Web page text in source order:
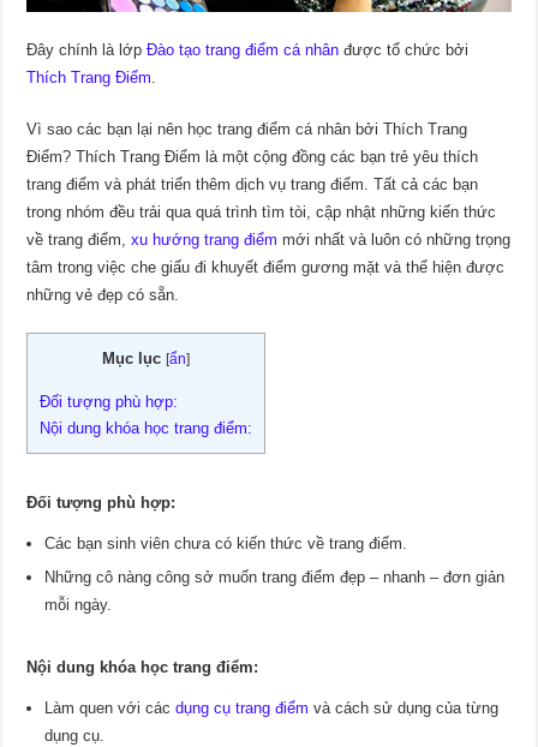
Đây chính là lớpĐào tạo trang điểm cá nhân được tổ chức bởi
Thích Trang Điểm.
Vì sao các bạn lại nên học trang điểm cá nhân bởi Thích Trang
Điểm? Thích Trang Điểm là một cộng đồng các bạn trẻ yêu thích
trang điểm và phát triển thêm dịch vụ trang điểm. Tất cả các bạn
trong nhóm đều trải qua quá trình tìm tòi, cập nhật những kiến thức
về trang điểm,xu hướng trang điểm mới nhất và luôn có những trọng
tâm trong việc che giấu đi khuyết điểm gương mặt và thể hiện được
những vẻ đẹp có sẵn.
Mục lục [ẩn]
Đối tượng phù hợp:
Nội dung khóa học trang điểm:
Đối tượng phù hợp:
Các bạn sinh viên chưa có kiến thức về trang điểm.
Những cô nàng công sở muốn trang điểm đẹp – nhanh – đơn giản
mỗi ngày.
Nội dung khóa học trang điểm:
Làm quen với cácdụng cụ trang điểm và cách sử dụng của từng
dụng cụ.